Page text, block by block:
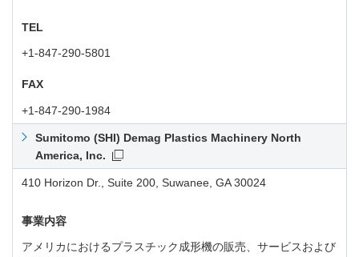
TEL
+1-847-290-5801
FAX
+1-847-290-1984
Sumitomo (SHI) Demag Plastics Machinery North
America, Inc.
410 Horizon Dr., Suite 200, Suwanee, GA 30024
事業内容
アメリカにおけるプラスチック成形機の販売、サービスおよび